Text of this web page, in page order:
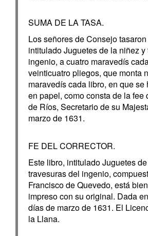
SUMA DE LA TASA.
Los señores de Consejo
intitulado Juguetes de la niñez
ingenio, a cuatro maravedís
veinticuatro pliegos, que monta
maravedís cada libro, en que se
en papel, como consta de la fee
de Ríos, Secretario de su
marzo de 1631.
FE DEL CORRECTOR.
Este libro, intitulado Juguetes
travesuras del ingenio,
Francisco de Quevedo, está
impreso con su original. Dada
días de marzo de 1631. El
la Llana.